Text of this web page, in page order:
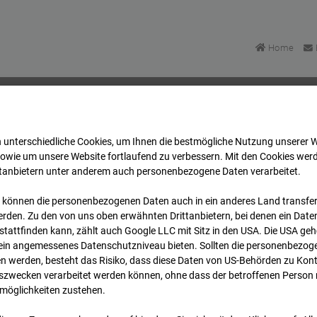
Home
Bpl 5B – 96WE - Cam 1 Archiv 2026 07 08
Bpl 5B – 96WE -
unterschiedliche Cookies, um Ihnen die best­mögliche Nutzung unserer
um unsere Website fortlaufend zu verbessern. Mit den Cookies
unter anderem auch personenbezogene Daten verarbeitet.
können die personenbezogenen Daten auch in ein anderes Land
Zu den von uns oben erwähnten Drittanbietern, bei denen ein
kann, zählt auch Google LLC mit Sitz in den USA. Die USA
angemessenes Datenschutzniveau bieten. Sollten die
werden, besteht das Risiko, dass diese Daten von US-Behörden zu
verarbeitet werden können, ohne dass der betroffenen Person
zustehen.